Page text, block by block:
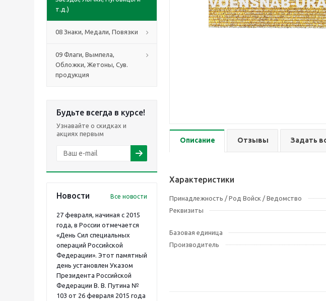
т.д.)
08 Знаки, Медали, Повязки
09 Флаги, Вымпела,
Обложки, Жетоны, Сув.
продукция
Будьте всегда в курсе!
Узнавайте о скидках и
акциях первым
Новости Все новости
27 февраля, начиная с 2015
года, в России отмечается
«День Сил специальных
операций Российской
Федерации». Этот памятный
день установлен Указом
Президента Российской
Федерации В. В. Путина №
103 от 26 февраля 2015 года
Описание Отзывы Задать
Характеристики
Принадлежность / Род Войск / Ведомство
Реквизиты
Базовая единица
Производитель